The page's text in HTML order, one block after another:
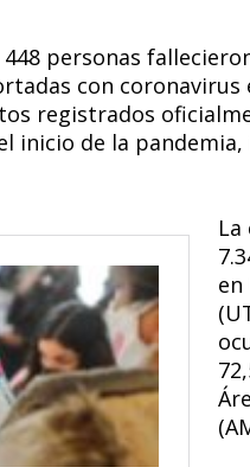
personas
con coronavirus
registrados
inicio de la
en